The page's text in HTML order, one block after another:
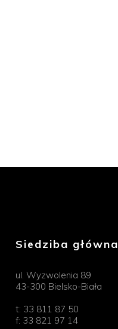
Siedziba główna
ul. Wyzwolenia 89
43-300 Bielsko-Biała
t: 33 811 87 50
f: 33 821 97 14